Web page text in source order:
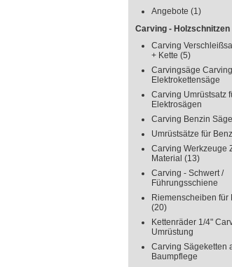
Angebote (1)
Carving - Holzschnitzen
Carving
+ Kette (5)
Carvingsäge Carving
Elektrokettensäge
Carving Umrüstsatz
Elektrosägen
Carving Benzin
Umrüstsätze für
Carving Werkzeuge
Material (13)
Carving - Schwert /
Führungsschiene
Riemenscheiben für
(20)
Kettenräder 1/4"
Umrüstung
Carving Sägeketten
Baumpflege